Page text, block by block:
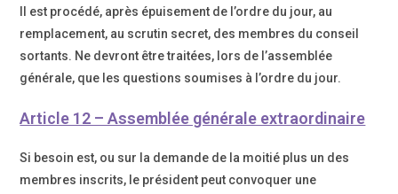
Il est procédé, après épuisement de l’ordre du jour, au
remplacement, au scrutin secret, des membres du conseil
sortants. Ne devront être traitées, lors de l’assemblée
générale, que les questions soumises à l’ordre du jour.
Article 12 – Assemblée générale extraordinaire
Si besoin est, ou sur la demande de la moitié plus un des
membres inscrits, le président peut convoquer une